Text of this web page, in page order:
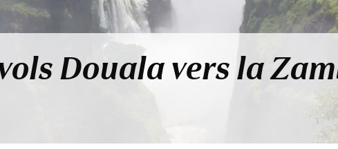
Douala vers la